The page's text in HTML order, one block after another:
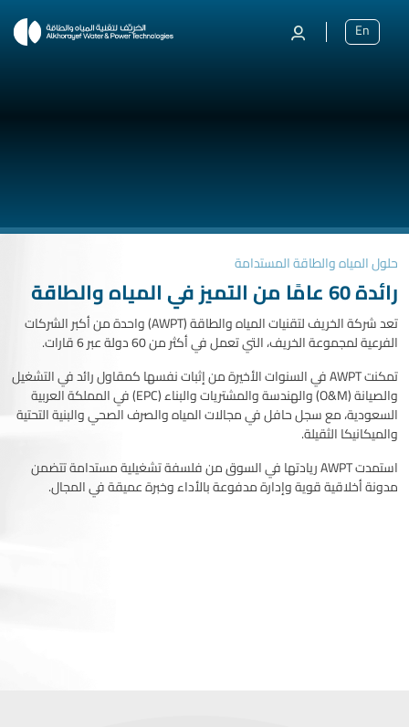
En
حلول المياه والطاقة المستدامة
رائدة 60 عامًا من التميز في المياه والطاقة
تعد شركة الخريف لتقنيات المياه والطاقة (AWPT) واحدة من أكبر الشركات
الفرعية لمجموعة الخريف، التي تعمل في أكثر من 60 دولة عبر 6 قارات.
تمكنت AWPT في السنوات الأخيرة من إثبات نفسها كمقاول رائد في التشغيل
والصيانة (O&M) والهندسة والمشتريات والبناء (EPC) في المملكة العربية
السعودية، مع سجل حافل في مجالات المياه والصرف الصحي والبنية التحتية
والميكانيكا الثقيلة.
استمدت AWPT ريادتها في السوق من فلسفة تشغيلية مستدامة تتضمن
مدونة أخلاقية قوية وإدارة مدفوعة بالأداء وخبرة عميقة في المجال.